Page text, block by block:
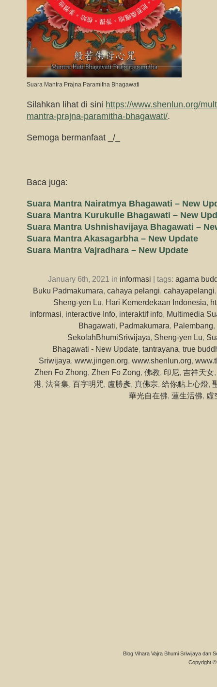
Suara Mantra Prajna Paramitha Bhagawati
Silahkan lihat di sini https://www.shenlun.org/
mantra-prajna-paramitha-bhagawati/.
Semoga bermanfaat _/_
Baca juga:
Suara Mantra Nairatmya Bhagawati – New
Suara Mantra Kurukulle Bhagawati – New
Suara Mantra Ushnishavijaya Bhagawati –
Suara Mantra Akasagarbha – New Update
Suara Mantra Vajradhara – New Update
January 6th, 2021 in informasi | tags: agama
Buku Padmakumara, cahaya pelangi, cahayapelangi
Sheng-yen Lu, Hari Kemerdekaan Indonesia,
informasi, interactive Info, interaktif info, Multimedia
Bhagawati, Padmakumara, Palembang,
SekolahBhumiSriwijaya, Sheng-yen Lu,
Bhagawati - New Update, tantrayana, true
Sriwijaya, www.jingen.org, www.shenlun.org,
Zhen Fo Zhong, Zhen Fo Zong, 佛教, 印尼, 吉祥天女
港, 法音集, 百字明咒, 盧勝彥, 真佛宗, 給你點上心燈,
華光自在佛, 蓮生活佛, 虛
Blog Vihara Vajra Bhumi Sriwijaya dan
Copyright ©